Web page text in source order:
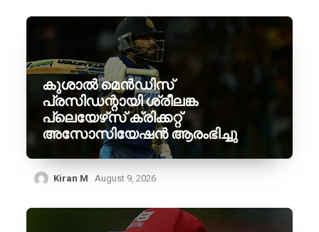
കുശാൽ മെൻഡിസ്
പ്രസിഡന്റായി ശ്രീലങ്ക
പ്ലെയേഴ്‌സ് ക്രിക്കറ്റ്
അസോസിയേഷൻ ആരംഭിച്ചു
Kiran M August 9, 2026